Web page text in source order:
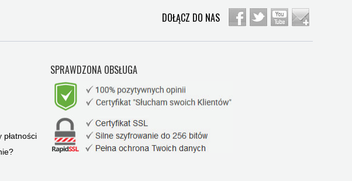
DOŁĄCZ DO NAS
płatności
SPRAWDZONA OBSŁUGA